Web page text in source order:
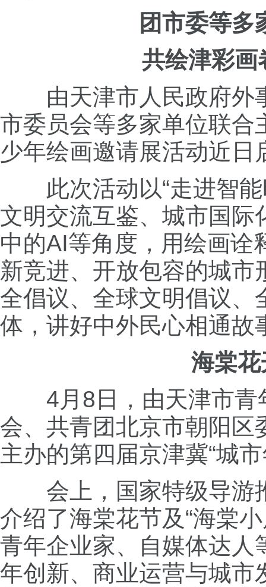
团市委等多
共绘津彩画
由天津市人民政府外
市委员会等多家单位联合
少年绘画邀请展活动近
此次活动以“走进智
文明交流互鉴、城市国际
中的AI等角度，用绘画诠
新竞进、开放包容的城
全倡议、全球文明倡议、
体，讲好中外民心相通故
海棠
4月8日，由天津市
会、共青团北京市朝阳区
主办的第四届京津冀“城
会上，国家特级导游
介绍了海棠花节及“海棠
青年企业家、自媒体达人
年创新、商业运营与城市